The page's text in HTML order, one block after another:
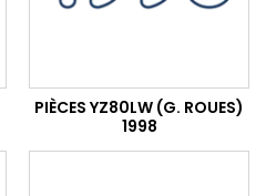
PIÈCES YZ80LW (G. ROUES)
1998